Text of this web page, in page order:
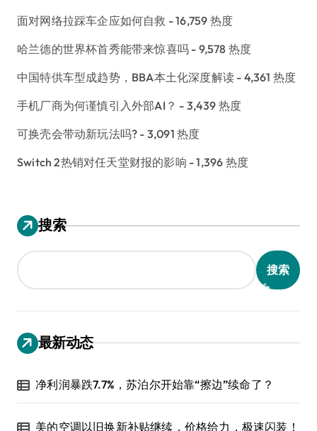
面对网络拉踩车企应如何自救 - 16,759 热度
哈兰德的世界杯首秀能带来惊喜吗 - 9,578 热度
中国特供车型成趋势，BBA本土化深度解读 - 4,361 热度
手机厂商为何谨慎引入外部AI？ - 3,439 热度
可换壳会带动新玩法吗? - 3,091 热度
Switch 2热销对任天堂财报的影响 - 1,396 热度
搜索
搜索
最新动态
净利润暴跌7.7%，苏泊尔开始靠“擦边”续命了？
美的空调以旧换新补贴继续，价格给力，极速闪装！